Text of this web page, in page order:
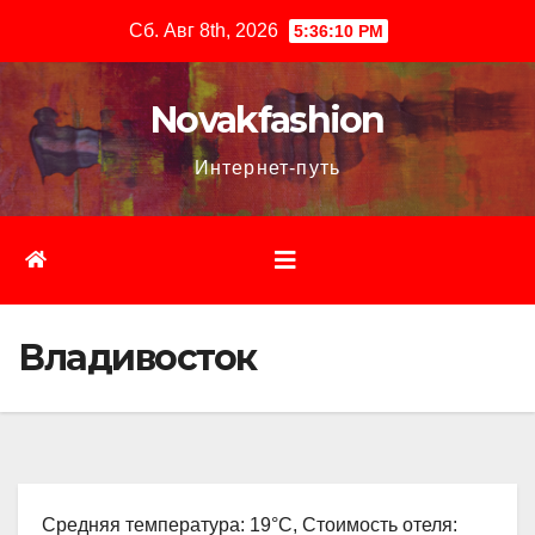
содержимому
Сб. Авг 8th, 2026 5:36:11 PM
Novakfashion
Интернет-путь
Владивосток
Средняя температура: 19°C, Стоимость отеля: